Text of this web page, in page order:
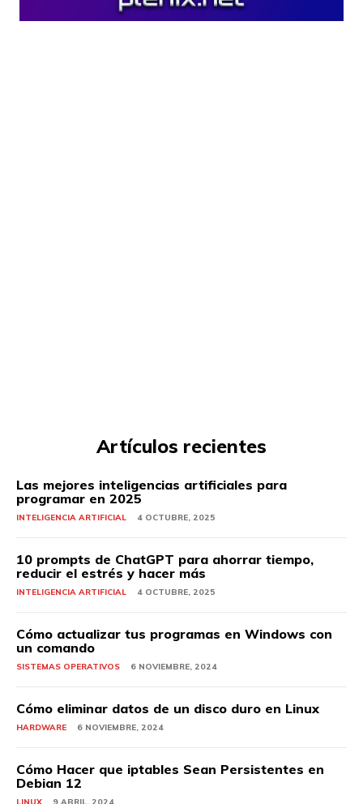
Artículos recientes
Las mejores inteligencias artificiales para
programar en 2025
INTELIGENCIA ARTIFICIAL 4 OCTUBRE, 2025
10 prompts de ChatGPT para ahorrar tiempo,
reducir el estrés y hacer más
INTELIGENCIA ARTIFICIAL 4 OCTUBRE, 2025
Cómo actualizar tus programas en Windows con
un comando
SISTEMAS OPERATIVOS 6 NOVIEMBRE, 2024
Cómo eliminar datos de un disco duro en Linux
HARDWARE 6 NOVIEMBRE, 2024
Cómo Hacer que iptables Sean Persistentes en
Debian 12
LINUX 9 ABRIL, 2024